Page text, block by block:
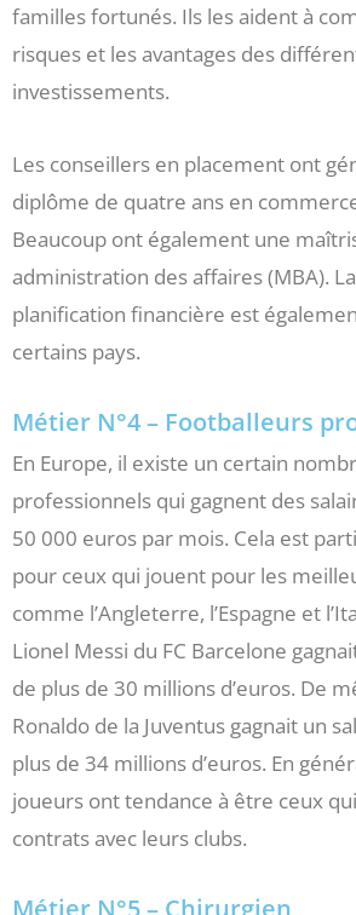
familles fortunés. Ils les aident à
risques et les avantages des
investissements.
Les conseillers en placement ont
diplôme de quatre ans en
Beaucoup ont également une
administration des affaires (MBA).
planification financière est
certains pays.
Métier N°4 – Footballeurs
En Europe, il existe un certain
professionnels qui gagnent des
50 000 euros par mois. Cela est
pour ceux qui jouent pour les
comme l’Angleterre, l’Espagne et
Lionel Messi du FC Barcelone
de plus de 30 millions d’euros. De
Ronaldo de la Juventus gagnait un
plus de 34 millions d’euros. En
joueurs ont tendance à être ceux
contrats avec leurs clubs.
Métier N°5 – Chirurgien